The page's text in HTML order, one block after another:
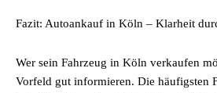
Fazit: Autoankauf in Köln – Klarheit
Wer sein Fahrzeug in Köln verkaufen
Vorfeld gut informieren. Die häufigsten